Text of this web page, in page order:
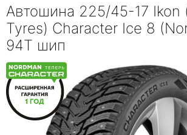
Автошина 225/45-17 Ikon
Tyres) Character Ice 8
94T шип